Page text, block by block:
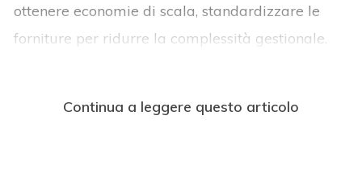
ottenere economie di scala, standardizzare le
forniture per ridurre la complessità gestionale.
Continua a leggere questo articolo